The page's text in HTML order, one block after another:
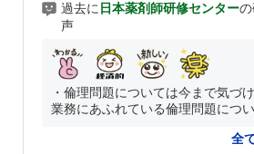
過去に 日本薬剤師研修センター
声
・倫理問題については今まで気づ
業務にあふれている倫理問題につ
全